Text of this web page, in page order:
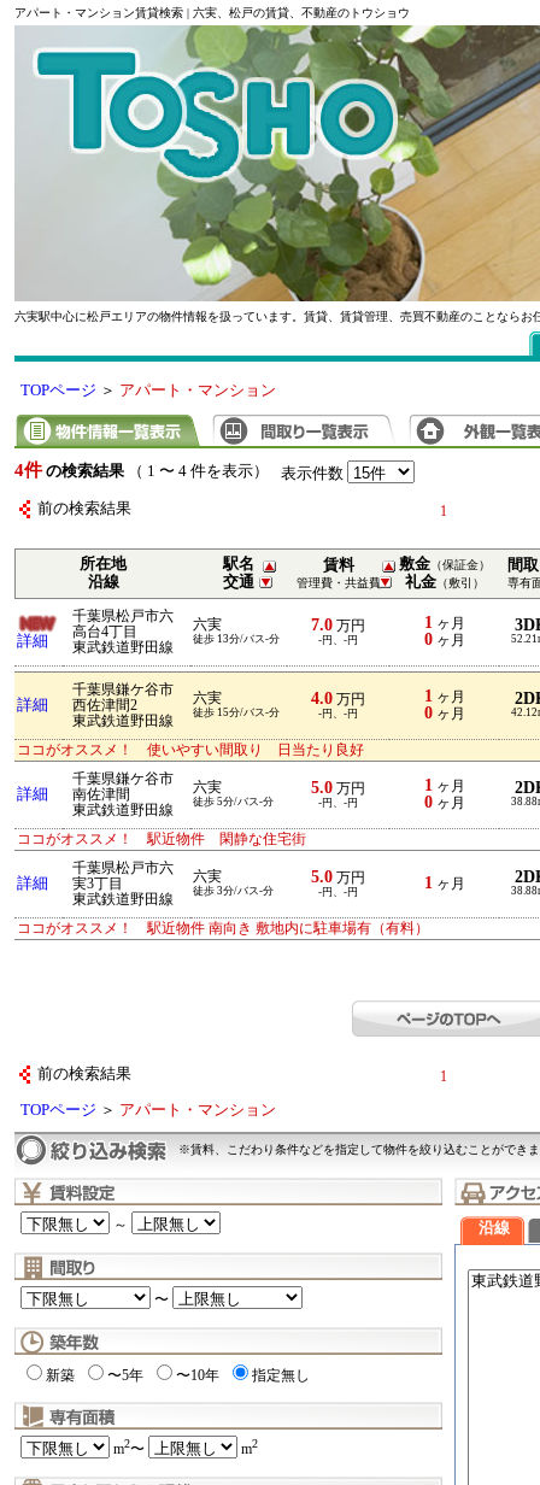
アパート・マンション賃貸検索 | 六実、松戸の賃貸、不動産のトウショウ
六実駅中心に松戸エリアの物件情報を扱っています。賃貸、賃貸管理、売買不動産のことならお
TOPページ ＞ アパート・マンション
4件 の検索結果 （ 1 〜 4 件を表示） 表示件数
前の検索結果 1
所在地
沿線
駅名
交通
賃料
管理費・共益費
敷金（保証金）
礼金（敷引）
間
専有
詳細
千葉県松戸市六
高台4丁目
東武鉄道野田線
六実
徒歩 13分/バス-分
7.0 万円
-円、-円
1 ヶ月
0ヶ月
詳細
千葉県鎌ケ谷市
西佐津間2
東武鉄道野田線
六実
徒歩 15分/バス-分
4.0 万円
-円、-円
1 ヶ月
0ヶ月
ココがオススメ！ 使いやすい間取り 日当たり良好
詳細
千葉県鎌ケ谷市
南佐津間
東武鉄道野田線
六実
徒歩 5分/バス-分
5.0 万円
-円、-円
1 ヶ月
0ヶ月
ココがオススメ！ 駅近物件 閑静な住宅街
詳細
千葉県松戸市六
実3丁目
東武鉄道野田線
六実
徒歩 3分/バス-分
5.0 万円
-円、-円 1 ヶ月
ココがオススメ！ 駅近物件 南向き 敷地内に駐車場有（有料）
前の検索結果 1
TOPページ ＞ アパート・マンション
※賃料、こだわり条件などを指定して物件を絞り込むことができ
～
〜
新築 〜5年 〜10年 指定無し
m2〜 m2
沿線